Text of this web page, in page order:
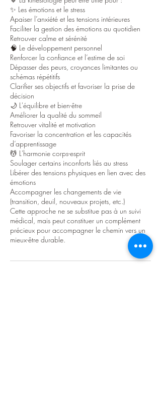
✨ Les émotions et le stress
Apaiser l’anxiété et les tensions intérieures
Faciliter la gestion des émotions au quotidien
Retrouver calme et sérénité
🧠 Le développement personnel
Renforcer la confiance et l’estime de soi
Dépasser des peurs, croyances limitantes ou
schémas répétitifs
Clarifier ses objectifs et favoriser la prise de
décision
🌙 L'équilibre et bien-être
Améliorer la qualité du sommeil
Retrouver vitalité et motivation
Favoriser la concentration et les capacités
d’apprentissage
💆 L'harmonie corps-esprit
Soulager certains inconforts liés au stress
Libérer des tensions physiques en lien avec des
émotions
Accompagner les changements de vie
(transition, deuil, nouveaux projets, etc.)
Cette approche ne se substitue pas à un suivi
médical, mais peut constituer un complément
précieux pour accompagner le chemin vers un
mieux-être durable.